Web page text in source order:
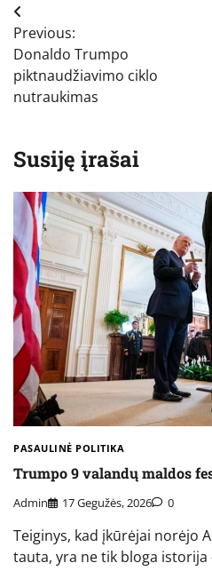
Navigacija
tarp
įrašų
Previous:
Donaldo Trumpo
piktnaudžiavimo ciklo
nutraukimas
Susiję įrašai
PASAULINĖ POLITIKA
Trumpo 9 valandų maldos
Admin 17 Gegužės, 2026 0
Teiginys, kad įkūrėjai norėjo
tauta, yra ne tik bloga istorija